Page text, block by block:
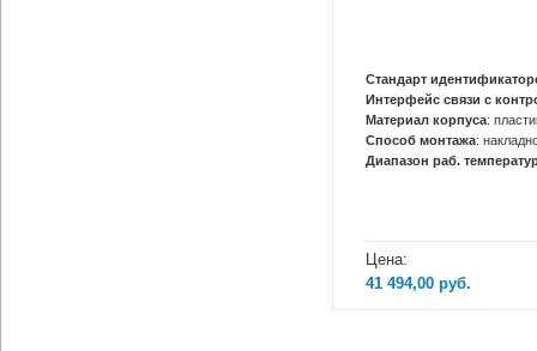
Стандарт
Интерфейс связи с
Материал корпуса:
Способ монтажа:
Диапазон раб.
Цена:
41 494,00 руб.